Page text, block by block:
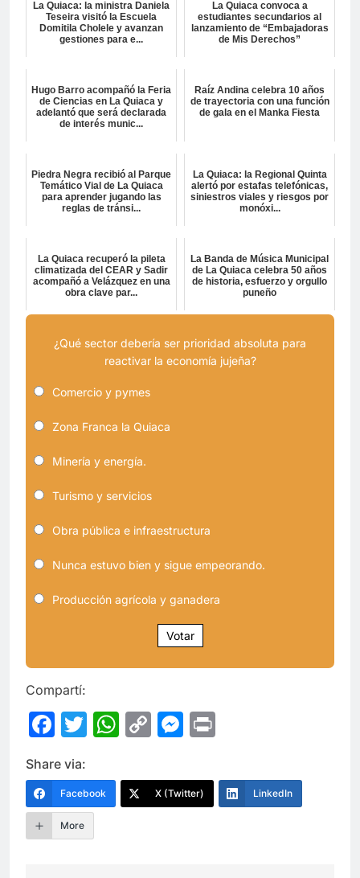
La Quiaca: la ministra Daniela
Teseira visitó la Escuela
Domitila Cholele y avanzan
gestiones para e...
La Quiaca convoca a
estudiantes secundarios al
lanzamiento de “Embajadoras
de Mis Derechos”
Hugo Barro acompañó la Feria
de Ciencias en La Quiaca y
adelantó que será declarada
de interés munic...
Raíz Andina celebra 10 años
de trayectoria con una función
de gala en el Manka Fiesta
Piedra Negra recibió al Parque
Temático Vial de La Quiaca
para aprender jugando las
reglas de tránsi...
La Quiaca: la Regional Quinta
alertó por estafas telefónicas,
siniestros viales y riesgos por
monóxi...
La Quiaca recuperó la pileta
climatizada del CEAR y Sadir
acompañó a Velázquez en una
obra clave par...
La Banda de Música Municipal
de La Quiaca celebra 50 años
de historia, esfuerzo y orgullo
puneño
¿Qué sector debería ser prioridad absoluta para
reactivar la economía jujeña?
Comercio y pymes
Zona Franca la Quiaca
Minería y energía.
Turismo y servicios
Obra pública e infraestructura
Nunca estuvo bien y sigue empeorando.
Producción agrícola y ganadera
Votar
Compartí:
Facebook
Twitter
WhatsApp
CopyMessenger
Share via:
Facebook X (Twitter) LinkedIn
More